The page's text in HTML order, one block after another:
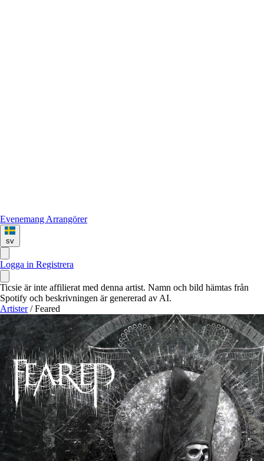
Evenemang Arrangörer
sv
Logga in Registrera
Ticsie är inte affilierat med denna artist. Namn och bild hämtas från
Spotify och beskrivningen är genererad av AI.
Artister / Feared